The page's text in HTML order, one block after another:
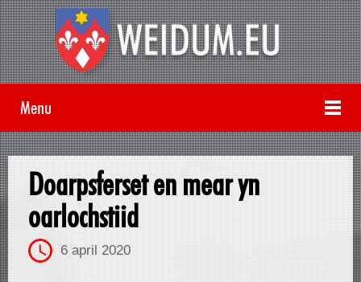
Menu
Doarpsferset en mear yn
oarlochstiid
6 april 2020